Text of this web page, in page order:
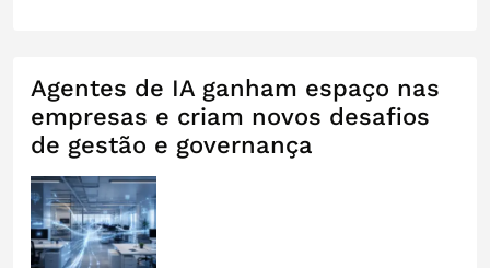
Agentes de IA ganham espaço nas
empresas e criam novos desafios
de gestão e governança